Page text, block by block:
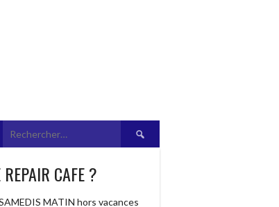
Rechercher :
CAFE ?
MATIN hors vacances